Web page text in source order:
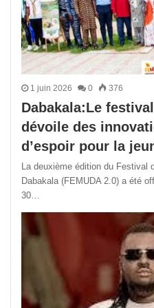
1 juin 2026 0 376
Dabakala:Le
dévoile des
d’espoir pour la
La deuxième édition du Festival
Dabakala (FEMUDA 2.0) a été
30…